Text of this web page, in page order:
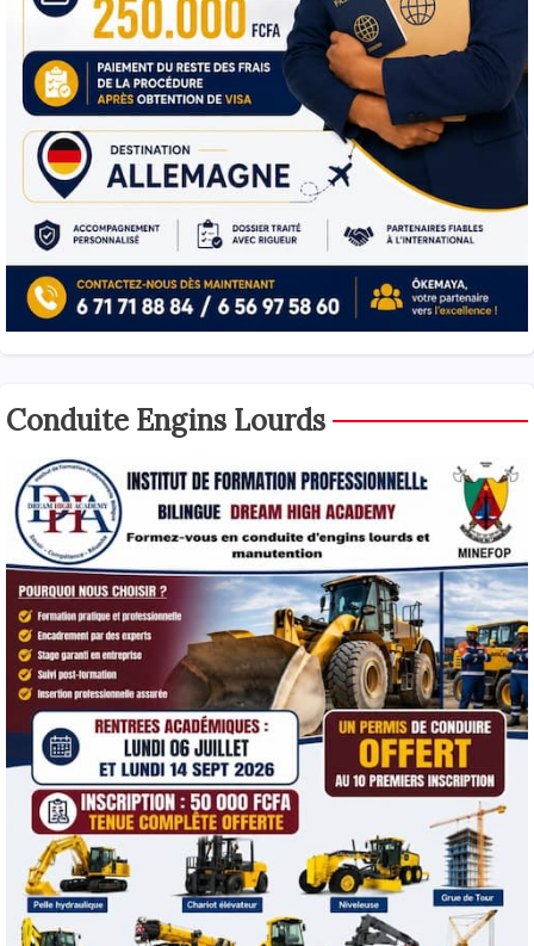
Conduite Engins Lourds